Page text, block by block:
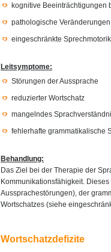
kognitive Beeinträchtigungen
pathologische
eingeschränkte Sprechmotorik
Leitsymptome:
Störungen der Aussprache
reduzierter Wortschatz
mangelndes
fehlerhafte grammatikalische
Behandlung:
Das Ziel bei der Therapie der
Kommunikationsfähigkeit.
Aussprachestörungen), der
Wortschatzes (siehe
Wortschatzdefizite